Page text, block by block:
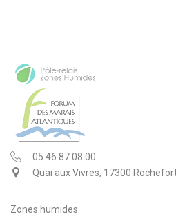
05 46 87 08 00
Quai aux Vivres, 17300
Zones humides